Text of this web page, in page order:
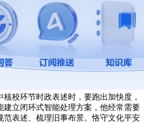
校环节时政表述时，要跑出加快度，
建立闭环式智能处理方案，他经常需要
范表述、梳理旧事布景。恪守文化平安